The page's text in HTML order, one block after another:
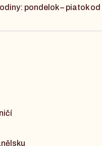
pondelok – piatok